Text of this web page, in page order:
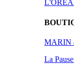
MARIN
La